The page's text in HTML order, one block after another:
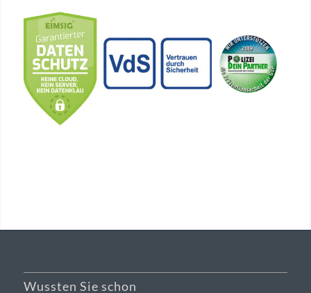
Wussten Sie schon